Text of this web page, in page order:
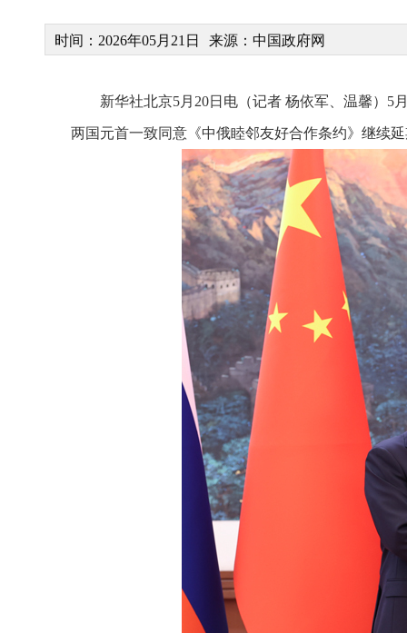
时间：2026年05月21日 来源：中国政府网
新华社北京5月20日电（记者 杨依军、温馨）5
两国元首一致同意《中俄睦邻友好合作条约》继续